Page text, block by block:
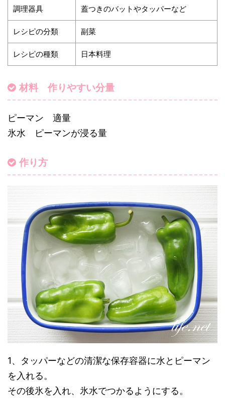
調理器具 蓋つきのバットやタッパーなど
レシピの分類 副菜
レシピの種類 日本料理
材料 作りやすい分量
ピーマン 適量
氷水 ピーマンが浸る量
作り方
1、タッパーなどの清潔な保存容器に水とピーマン
を入れる。
その後氷を入れ、氷水でつかるようにする。